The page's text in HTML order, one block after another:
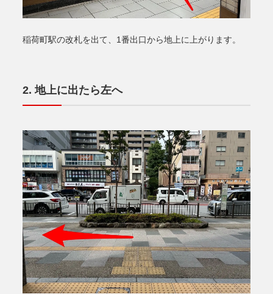
稲荷町駅の改札を出て、1番出口から地上に上がります。
地上に出たら左へ